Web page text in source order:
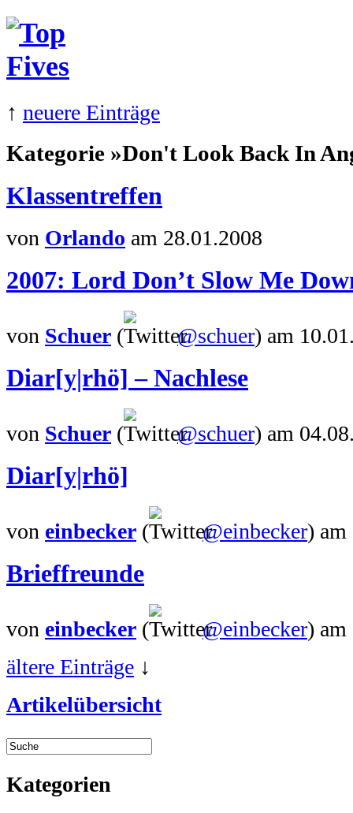
↑ neuere Einträge
Kategorie »Don't Look Back In
Klassentreffen
von Orlando am 28.01.2008
2007: Lord Don’t Slow Me
von Schuer ( @schuer) am
Diar[y|rhö] – Nachlese
von Schuer ( @schuer) am
Diar[y|rhö]
von einbecker ( @einbecker) am
Brieffreunde
von einbecker ( @einbecker) am
ältere Einträge ↓
Artikelübersicht
Kategorien